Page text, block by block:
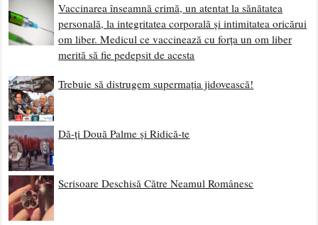
Vaccinarea înseamnă crimă, un atentat la sănătatea
personală, la integritatea corporală și intimitatea oricărui
om liber. Medicul ce vaccinează cu forța un om liber
merită să fie pedepsit de acesta
Trebuie să distrugem supermația jidovească!
Dă-ți Două Palme și Ridică-te
Scrisoare Deschisă Către Neamul Românesc